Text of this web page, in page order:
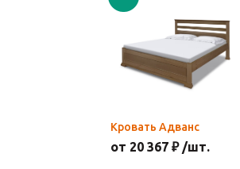
Кровать Адванс
от 20 367 ₽ /шт.